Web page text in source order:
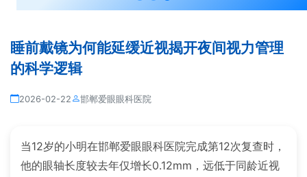
睡前戴镜为何能延缓近视揭开夜间视力管理
的科学逻辑
2026-02-22 邯郸爱眼眼科医院
当12岁的小明在邯郸爱眼眼科医院完成第12次复查时，
他的眼轴长度较去年仅增长0.12mm，远低于同龄近视